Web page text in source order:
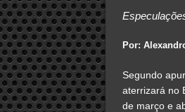
Por:
Segundo
aterrizará no
de março e